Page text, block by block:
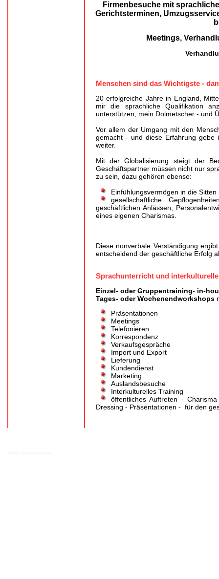
Firmenbesuche mit
Gerichtsterminen,
Meetings,
Menschen sind das Wichtigste -
20 erfolgreiche Jahre in England,
mir die sprachliche Qualifikation
unterstützen, mein Dolmetscher - und
Vor allem der Umgang mit den
gemacht - und diese Erfahrung gebe
weiter.
Mit der Globalisierung steigt der
Geschäftspartner müssen nicht nur
zu sein, dazu gehören ebenso:
Einfühlungsvermögen in die
gesellschaftliche
geschäftlichen Anlässen,
eines eigenen Charismas.
Diese nonverbale Verständigung
entscheidend der geschäftliche Erfolg
Sprachunterricht und
Einzel- oder Gruppentraining- in-
Tages- oder Wochenendworkshops
Präsentationen
Meetings
Telefonieren
Korrespondenz
Verkaufsgespräche
Import und Export
Lieferung
Kundendienst
Marketing
Auslandsbesuche
Interkulturelles Training
öffentliches Auftreten -
Dressing - Präsentationen - für den